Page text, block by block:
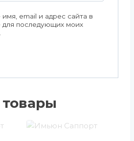
email и адрес сайта в
для последующих моих